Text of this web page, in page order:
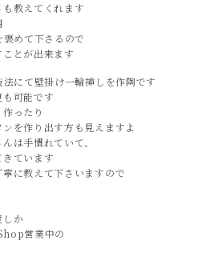
教えてくれます
めて下さるので
とが出来ます
にて壁掛け一輪挿しを作陶です
可能です
ったり
を作り出す方も見えますよ
は手慣れていて、
ています
に教えて下さいますので
か
営業中の